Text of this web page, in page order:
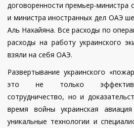
договоренности премьер-министра
и министра иностранных дел ОАЭ
Аль Нахайяна. Все расходы по
расходы на работу украинского
взяли на себя ОАЭ.
Развертывание украинского
это не только
сотрудничество, но и
время войны украинская
уникальные технологии и